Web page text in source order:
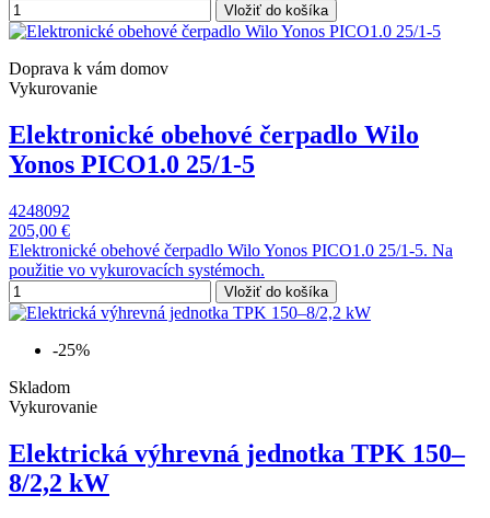
Vložiť do košíka
Doprava k vám domov
Vykurovanie
Elektronické obehové čerpadlo Wilo
Yonos PICO1.0 25/1-5
4248092
205,00 €
Elektronické obehové čerpadlo Wilo Yonos PICO1.0 25/1-5. Na
použitie vo vykurovacích systémoch.
Vložiť do košíka
-25%
Skladom
Vykurovanie
Elektrická výhrevná jednotka TPK 150–
8/2,2 kW